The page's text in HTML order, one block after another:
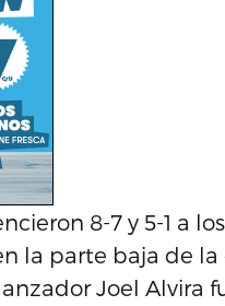
8-7 y 5-1 a
la parte baja de
Joel Alvira